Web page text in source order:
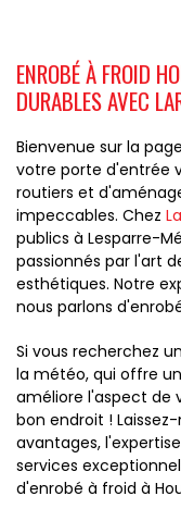
ENROBÉ À FROID
DURABLES AVEC
Bienvenue sur la
votre porte d'entrée
routiers et
impeccables. Chez
publics à Lesparre-
passionnés par l'art
esthétiques. Notre
nous parlons
Si vous recherchez
la météo, qui offre
améliore l'aspect de
bon endroit !
avantages,
services
d'enrobé à froid à